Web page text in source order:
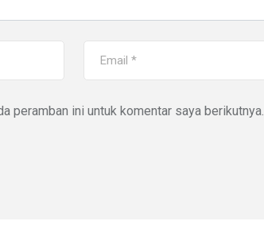
peramban ini untuk komentar saya berikutnya.